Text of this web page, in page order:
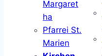
Margaret
ha
Pfarrei St.
Marien